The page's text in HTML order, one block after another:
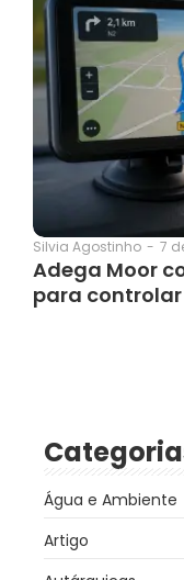
Silvia Agostinho - 7
Adega Moor
para
Água e Ambiente
Artigo